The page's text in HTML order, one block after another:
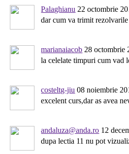
Palaghianu 22 octombrie
dar cum va trimit rezolvarile
marianaiacob 28 octombrie
la celelate timpuri cum vad
costeltg-jiu 08 noiembrie
excelent curs,dar as avea
andaluza@anda.ro 12
dupa lectia 11 nu pot